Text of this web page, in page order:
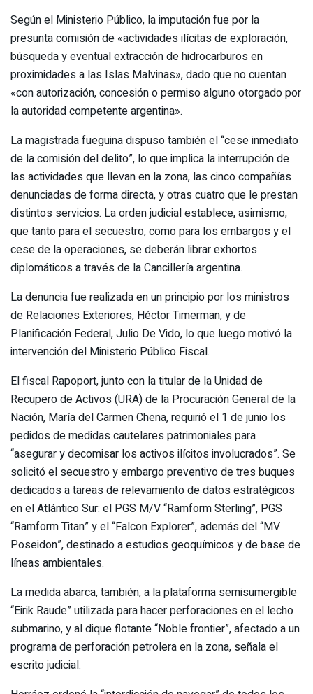
Según el Ministerio Público, la imputación fue por la
presunta comisión de «actividades ilícitas de exploración,
búsqueda y eventual extracción de hidrocarburos en
proximidades a las Islas Malvinas», dado que no cuentan
«con autorización, concesión o permiso alguno otorgado por
la autoridad competente argentina».
La magistrada fueguina dispuso también el “cese inmediato
de la comisión del delito”, lo que implica la interrupción de
las actividades que llevan en la zona, las cinco compañías
denunciadas de forma directa, y otras cuatro que le prestan
distintos servicios. La orden judicial establece, asimismo,
que tanto para el secuestro, como para los embargos y el
cese de la operaciones, se deberán librar exhortos
diplomáticos a través de la Cancillería argentina.
La denuncia fue realizada en un principio por los ministros
de Relaciones Exteriores, Héctor Timerman, y de
Planificación Federal, Julio De Vido, lo que luego motivó la
intervención del Ministerio Público Fiscal.
El fiscal Rapoport, junto con la titular de la Unidad de
Recupero de Activos (URA) de la Procuración General de la
Nación, María del Carmen Chena, requirió el 1 de junio los
pedidos de medidas cautelares patrimoniales para
“asegurar y decomisar los activos ilícitos involucrados”. Se
solicitó el secuestro y embargo preventivo de tres buques
dedicados a tareas de relevamiento de datos estratégicos
en el Atlántico Sur: el PGS M/V “Ramform Sterling”, PGS
“Ramform Titan” y el “Falcon Explorer”, además del “MV
Poseidon”, destinado a estudios geoquímicos y de base de
líneas ambientales.
La medida abarca, también, a la plataforma semisumergible
“Eirik Raude” utilizada para hacer perforaciones en el lecho
submarino, y al dique flotante “Noble frontier”, afectado a un
programa de perforación petrolera en la zona, señala el
escrito judicial.